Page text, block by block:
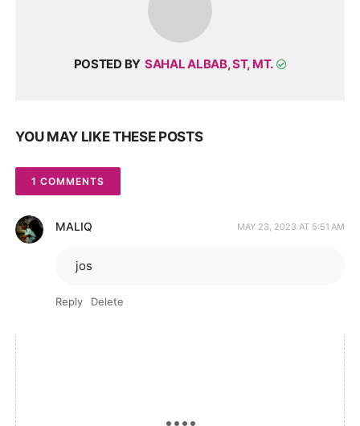
POSTED BY SAHAL ALBAB, ST, MT.
YOU MAY LIKE THESE POSTS
1 COMMENTS
MALIQ MAY 23, 2023 AT 5:51 AM
jos
Reply Delete